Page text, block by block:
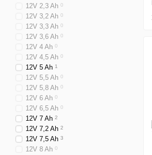
12V 2,3 Ah 0
12V 3,2 Ah 0
12V 3,3 Ah 0
12V 3,6 Ah 0
12V 4 Ah 0
12V 4,5 Ah 0
12V 5 Ah 1
12V 5,5 Ah 0
12V 5,8 Ah 0
12V 6 Ah 0
12V 6,5 Ah 0
12V 7 Ah 2
12V 7,2 Ah 2
12V 7,5 Ah 3
12V 8 Ah 0